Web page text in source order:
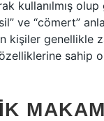
kullanılmış
ve “cömert”
kişiler genellikle
sahip